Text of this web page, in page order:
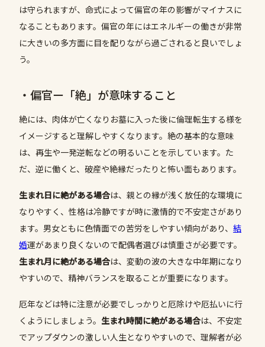
は守られますが、命式によって偏官の年の影響がマイナスに
なることもあります。偏官の年にはエネルギーの働きが非常
に大きいの多方面に目を配りながら過ごされると良いでしょ
う。
・偏官ー「絶」が意味すること
絶には、肉体が亡くなりお墓に入った後に倫理転生する様を
イメージすると理解しやすくなります。絶の基本的な意味
は、再生や一発逆転などの明るいことを示しています。た
だ、逆に働くと、破産や絶縁だったりと怖い面もあります。
生まれ日に絶がある場合は、親との縁が浅く放任的な環境に
なりやすく、性格は冷静ですが時に激情的で不安定さがあり
ます。男女ともに色情面での苦労をしやすい傾向があり、 結
婚運があまり良くないので配偶者選びは慎重さが必要です。
生まれ月に絶がある場合は、変動の波の大きな中年期になり
やすいので、精神バランスを取ることが重要になります。
厄年などは特に注意が必要でしっかりと厄除けや厄払いに行
くようにしましょう。 生まれ時間に絶がある場合は、不安定
でアップダウンの激しい人生となりやすいので、理解者が必